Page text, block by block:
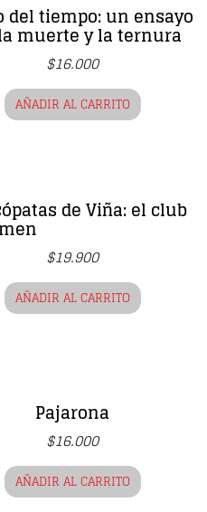
del tiempo: un ensayo
muerte y la ternura
$16.000
AÑADIR AL CARRITO
de Viña: el club
$19.900
AÑADIR AL CARRITO
Pajarona
$16.000
AÑADIR AL CARRITO